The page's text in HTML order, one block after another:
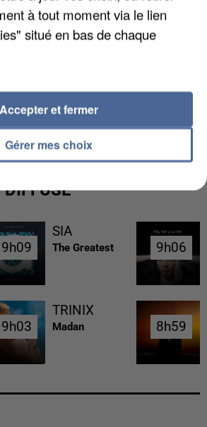
SUPPOSÉS DE LA DZ
EN ALGÉRIE
9h09
9h09
SIA
The Greatest 9h06
9h06
9h03
9h03
TRINIX
Madan 8h59
8h59
à tout moment via le lien
situé en bas de chaque
Gérer mes choix
Accepter et fermer